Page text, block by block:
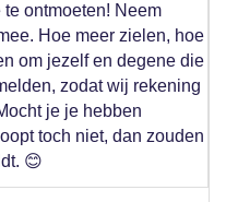
ontmoeten! Neem
Hoe meer zielen, hoe
om jezelf en degene die
zodat wij rekening
je je hebben
toch niet, dan zouden
😊